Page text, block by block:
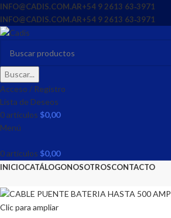
INFO@CADIS.COM.AR‪+54 9 2613 63‑3971‬
INFO@CADIS.COM.AR‪+54 9 2613 63‑3971‬
Buscar...
Acceso / Registro
Lista de Deseos
0artículos $0,00
Menú
0artículos $0,00
INICIOCATÁLOGONOSOTROSCONTACTO
Clic para ampliar